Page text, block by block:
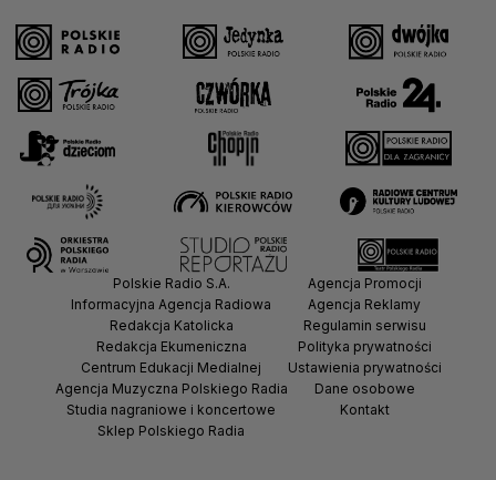
Polskie Radio S.A.
Informacyjna Agencja Radiowa
Redakcja Katolicka
Redakcja Ekumeniczna
Centrum Edukacji Medialnej
Agencja Muzyczna Polskiego Radia
Studia nagraniowe i koncertowe
Sklep Polskiego Radia
Agencja Promocji
Agencja Reklamy
Regulamin serwisu
Polityka prywatności
Ustawienia prywatności
Dane osobowe
Kontakt